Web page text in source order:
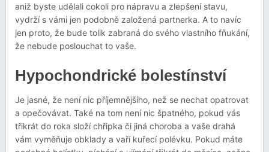
aniž byste udělali cokoli pro nápravu a zlepšení stavu,
vydrží s vámi jen podobně založená partnerka. A to navíc
jen proto, že bude tolik zabraná do svého vlastního fňukání,
že nebude poslouchat to vaše.
Hypochondrické bolestínství
Je jasné, že není nic příjemnějšího, než se nechat opatrovat
a opečovávat. Také na tom není nic špatného, pokud vás
třikrát do roka složí chřipka či jiná choroba a vaše drahá
vám vyměňuje obklady a vaří kuřecí polévku. Pokud máte